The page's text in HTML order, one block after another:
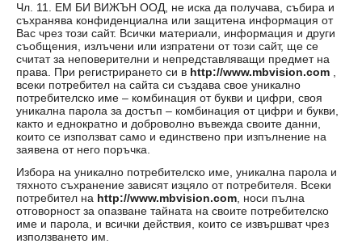
Чл. 11. ЕМ БИ ВИЖЪН ООД, не иска да получава, събира и
съхранява конфиденциална или защитена информация от
Вас чрез този сайт. Всички материали, информация и други
съобщения, излъчени или изпратени от този сайт, ще се
считат за неповерителни и непредставляващи предмет на
права. При регистрирането си в http://www.mbvision.com
всеки потребител на сайта си създава свое уникално
потребителско име – комбинация от букви и цифри, своя
уникална парола за достъп – комбинация от цифри и букви,
както и еднократно и доброволно въвежда своите данни,
които се използват само и единствено при изпълнение на
заявена от него поръчка.
Избора на уникално потребителско име, уникална парола и
тяхното съхранение зависят изцяло от потребителя. Всеки
потребител на http://www.mbvision.com , носи пълна
отговорност за опазване тайната на своите потребителско
име и парола, и всички действия, които се извършват чрез
използването им.